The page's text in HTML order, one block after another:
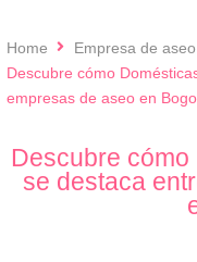
Home
Empresa de
Descubre cómo
empresas de aseo en
Descubre
se destaca